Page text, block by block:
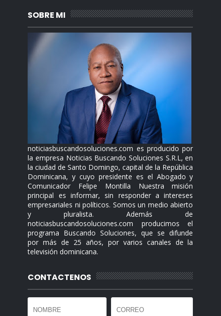
SOBRE MI
noticiasbuscandosoluciones.com es producido por
la empresa Noticias Buscando Soluciones S.R.L, en
la ciudad de Santo Domingo, capital de la República
Dominicana, y cuyo presidente es el Abogado y
Comunicador Felipe Montilla Nuestra misión
principal es informar, sin responder a intereses
empresariales ni políticos. Somos un medio abierto
y pluralista. Además de
noticiasbuscandosoluciones.com producimos el
programa Buscando Soluciones, que se difunde
por más de 25 años, por varios canales de la
televisión dominicana.
CONTACTENOS